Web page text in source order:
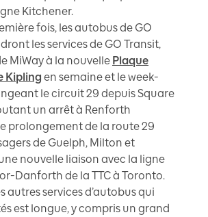
Kitchener.
fois, les autobus de GO
les services de GO Transit,
MiWay à la nouvelle Plaque
Kipling en semaine et le week-
le circuit 29 depuis Square
un arrêt à Renforth
prolongement de la route 29
de Guelph, Milton et
nouvelle liaison avec la ligne
Danforth de la TTC à Toronto.
autres services d’autobus qui
est longue, y compris un grand